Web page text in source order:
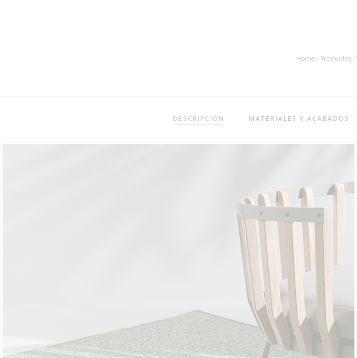
Home Productos
DESCRIPCIÓN MATERIALES Y ACABADOS